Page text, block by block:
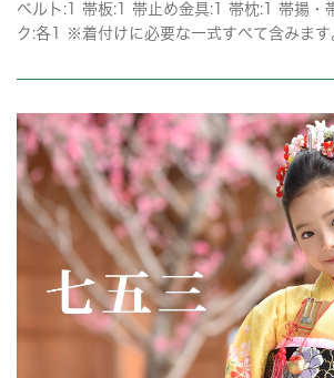
ベルト:1 帯板:1 帯止め金具:1 帯枕:1 帯揚・
ク:各1 ※着付けに必要な一式すべて含みます